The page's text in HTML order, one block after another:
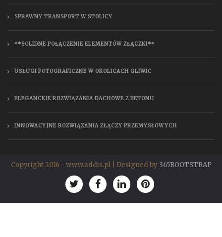
SPRAWNY TRANSPORT W STOLICY
**SOLIDNE POŁĄCZENIE ELEMENTÓW ZŁĄCZKI**
USŁUGI FOTOGRAFICZNE W OKOLICACH GLIWIC
ELEGANCKIE ROZWIĄZANIA DACHOWE Z BETONU
INNOWACYJNE ROZWIĄZANIA ZŁĄCZY PRZEMYSŁOWYCH
Copyright 2016 - www.addis.pl | Designed by 365BOOTSTRAP